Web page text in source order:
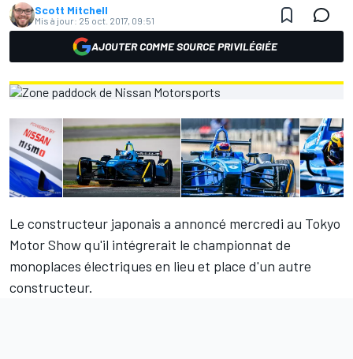
Scott Mitchell
Mis à jour: 25 oct. 2017, 09:51
AJOUTER COMME SOURCE PRIVILÉGIÉE
Le constructeur japonais a annoncé mercredi au Tokyo
Motor Show qu'il intégrerait le championnat de
monoplaces électriques en lieu et place d'un autre
constructeur.